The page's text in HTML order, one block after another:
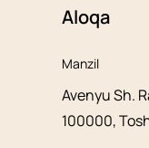
Aloqa
Manzil
Avenyu Sh.
100000,